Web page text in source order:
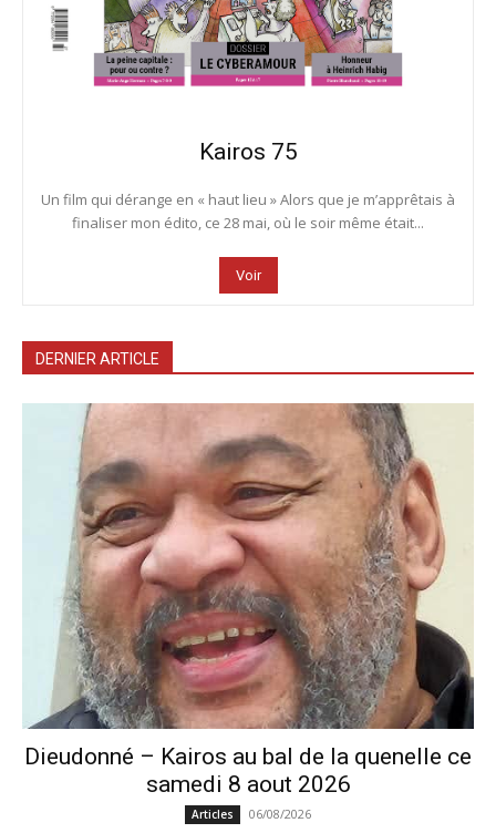
Kairos 75
Un film qui dérange en « haut lieu » Alors que je m’apprêtais à
finaliser mon édito, ce 28 mai, où le soir même était...
Voir
DERNIER ARTICLE
Dieudonné – Kairos au bal de la quenelle ce
samedi 8 aout 2026
Articles 06/08/2026